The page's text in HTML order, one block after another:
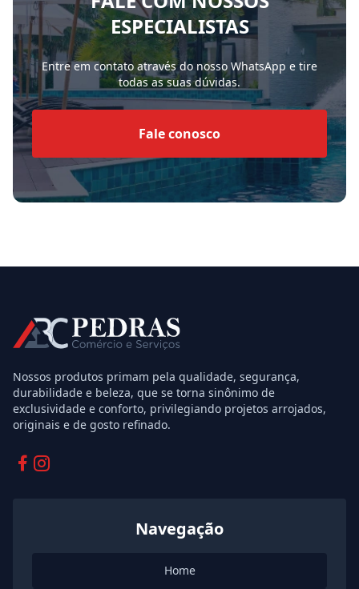
ESPECIALISTAS
Entre em contato através do nosso WhatsApp e tire
todas as suas dúvidas.
Fale conosco
Nossos produtos primam pela qualidade, segurança,
durabilidade e beleza, que se torna sinônimo de
exclusividade e conforto, privilegiando projetos arrojados,
originais e de gosto refinado.
Facebook
Navegação
Home